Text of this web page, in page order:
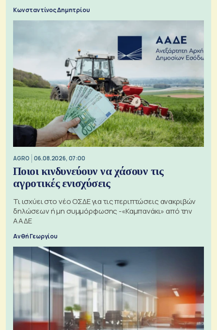
Κωνσταντίνος Δημητρίου
AGRO 06.08.2026, 07:00
Ποιοι κινδυνεύουν να χάσουν τις
αγροτικές ενισχύσεις
Τι ισχύει στο νέο ΟΣΔΕ για τις περιπτώσεις ανακριβών
δηλώσεων ή μη συμμόρφωσης -«Καμπανάκι» από την
ΑΑΔΕ
Ανθή Γεωργίου